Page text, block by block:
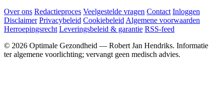
Over ons Redactieproces Veelgestelde vragen Contact Inloggen
Disclaimer Privacybeleid Cookiebeleid Algemene voorwaarden
Herroepingsrecht Leveringsbeleid & garantie RSS-feed
© 2026 Optimale Gezondheid — Robert Jan Hendriks. Informatie
ter algemene voorlichting; vervangt geen medisch advies.